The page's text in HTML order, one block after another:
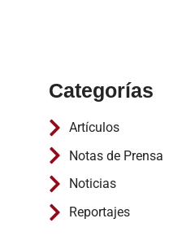
Categorías
Artículos
Notas de Prensa
Noticias
Reportajes